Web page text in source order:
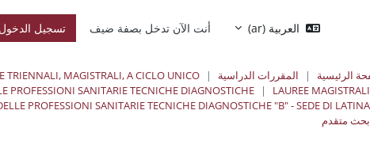
العربية ‎(ar)‎ أنت الآن تدخل بصفة ضيف تسجيل الدخول
الرئيسية المقررات الدراسية TRIENNALI, MAGISTRALI, A CICLO UNICO
LAUREE MAGISTRALI
PROFESSIONI SANITARIE TECNICHE DIAGNOSTICHE
PROFESSIONI SANITARIE TECNICHE DIAGNOSTICHE "B" - SEDE DI LATINA
بحث متقدم